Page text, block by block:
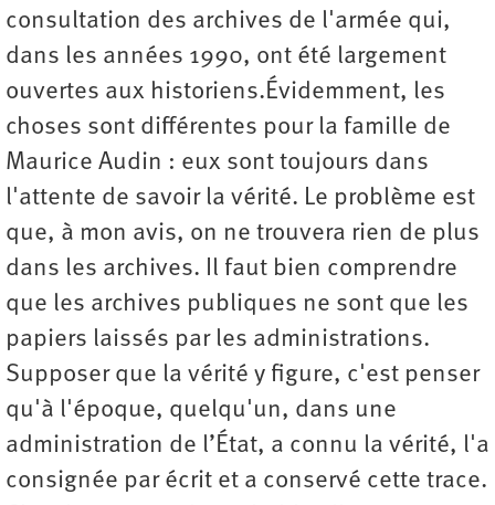
consultation des archives de l'armée qui,
dans les années 1990, ont été largement
ouvertes aux historiens.Évidemment, les
choses sont différentes pour la famille de
Maurice Audin : eux sont toujours dans
l'attente de savoir la vérité. Le problème est
que, à mon avis, on ne trouvera rien de plus
dans les archives. Il faut bien comprendre
que les archives publiques ne sont que les
papiers laissés par les administrations.
Supposer que la vérité y figure, c'est penser
qu'à l'époque, quelqu'un, dans une
administration de l’État, a connu la vérité, l'a
consignée par écrit et a conservé cette trace.